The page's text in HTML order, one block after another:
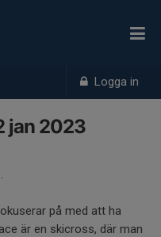
Logga in
jan 2023
på med att ha
är en skicross, där man